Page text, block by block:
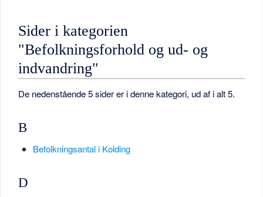
Sider i kategorien
"Befolkningsforhold og ud- og
indvandring"
De nedenstående 5 sider er i denne kategori, ud af i alt 5.
B
Befolkningsantal i Kolding
D